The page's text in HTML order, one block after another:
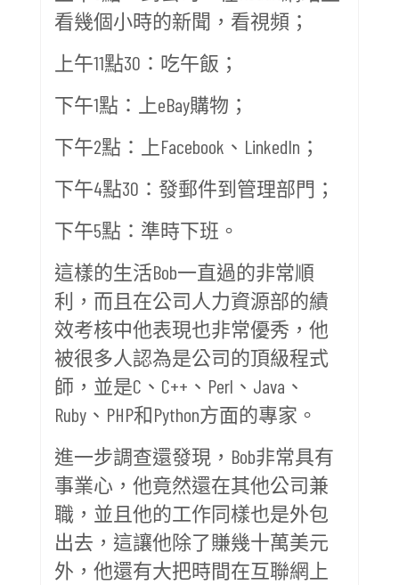
看幾個小時的新聞，看視頻；
上午11點30：吃午飯；
下午1點：上eBay購物；
下午2點：上Facebook、LinkedIn；
下午4點30：發郵件到管理部門；
下午5點：準時下班。
這樣的生活Bob一直過的非常順
利，而且在公司人力資源部的績
效考核中他表現也非常優秀，他
被很多人認為是公司的頂級程式
師，並是C、C++、Perl、Java、
Ruby、PHP和Python方面的專家。
進一步調查還發現，Bob非常具有
事業心，他竟然還在其他公司兼
職，並且他的工作同樣也是外包
出去，這讓他除了賺幾十萬美元
外，他還有大把時間在互聯網上